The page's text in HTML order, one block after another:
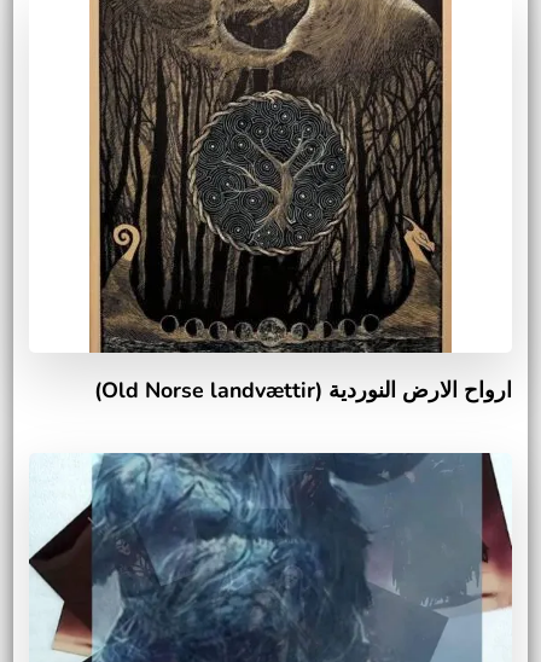
ارواح الارض النوردية (Old Norse landvættir)